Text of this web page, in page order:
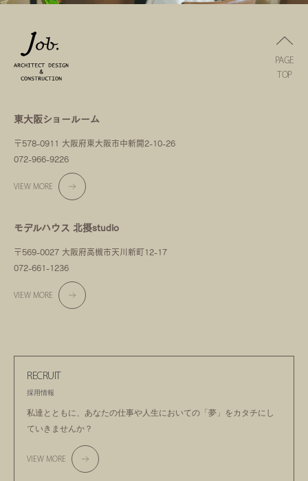
東大阪ショールーム
〒578-0911 大阪府東大阪市中新開2-10-26
072-966-9226
VIEW MORE
モデルハウス 北摂studio
〒569-0027 大阪府高槻市天川新町12-17
072-661-1236
VIEW MORE
RECRUIT
採用情報
私達とともに、あなたの仕事や人生においての 「夢」をカタチにし
ていきませんか？
VIEW MORE
PAGE
TOP